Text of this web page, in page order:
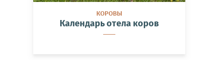
КОРОВЫ
Календарь отела коров